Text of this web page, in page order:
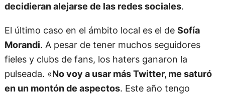
decidieran alejarse de las redes sociales.
El último caso en el ámbito local es el de Sofía
Morandi. A pesar de tener muchos seguidores
fieles y clubs de fans, los haters ganaron la
pulseada. «No voy a usar más Twitter, me saturó
en un montón de aspectos. Este año tengo